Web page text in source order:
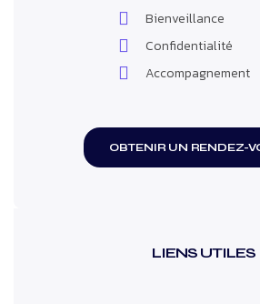
Bienveillance
Confidentialité
Accompagnement
OBTENIR UN RENDEZ-
LIENS UTILES